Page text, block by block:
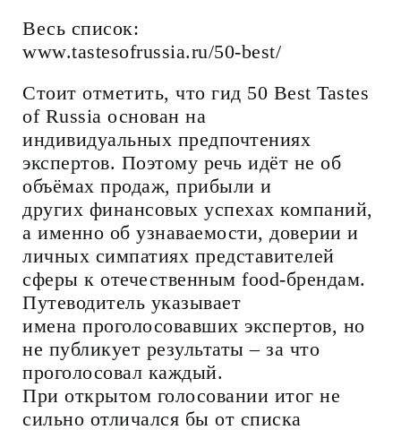
Весь список:
www.tastesofrussia.ru/50-best/
Стоит отметить, что гид 50 Best Tastes
of Russia основан на
индивидуальных предпочтениях
экспертов. Поэтому речь идёт не об
объёмах продаж, прибыли и
других финансовых успехах компаний,
а именно об узнаваемости, доверии и
личных симпатиях представителей
сферы к отечественным food-брендам.
Путеводитель указывает
имена проголосовавших экспертов, но
не публикует результаты – за что
проголосовал каждый.
При открытом голосовании итог не
сильно отличался бы от списка